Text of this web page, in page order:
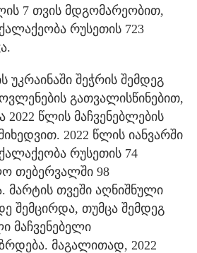
7 თვის მდგომარეობით,
რუსეთის 723
უკრაინაში შეჭრის შემდეგ
გათვალისწინებით,
2022 წლის მაჩვენებლების
2022 წლის იანვარში
რუსეთის 74
თებერვალში 98
მარტის თვეში აღნიშნული
შემცირდა, თუმცა შემდეგ
მაჩვენებელი
მაგალითად, 2022